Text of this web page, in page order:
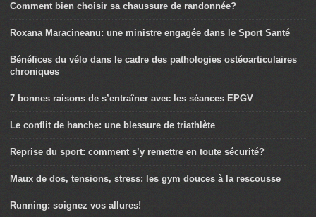
Comment bien choisir sa chaussure de randonnée?
Roxana Maracineanu: une ministre engagée dans le Sport Santé
Bénéfices du vélo dans le cadre des pathologies ostéoarticulaires
chroniques
7 bonnes raisons de s’entraîner avec les séances EPGV
Le conflit de hanche: une blessure de triathlète
Reprise du sport: comment s’y remettre en toute sécurité?
Maux de dos, tensions, stress: les gym douces à la rescousse
Running: soignez vos allures!